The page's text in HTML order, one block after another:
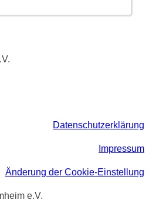
Datenschutzerklärung
Impressum
Änderung der Cookie-Einstellung
e.V.